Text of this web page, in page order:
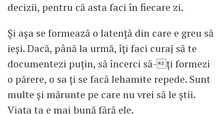
decizii, pentru că asta faci în fiecare zi.
Și așa se formează o latență din care e greu să
ieși. Dacă, până la urmă, îți faci curaj să te
documentezi puțin, să încerci să-ți formezi
o părere, o sa ți se facă lehamite repede. Sunt
multe și mărunte pe care nu vrei să le știi.
Viața ta e mai bună fără ele.